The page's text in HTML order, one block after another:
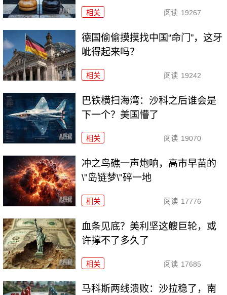
相关 阅读 19267
德国偷偷摸摸找中国“命门”，这牙
呲得起来吗？
相关 阅读 19242
巴铁横扫海湾：沙科之后谁会是
下一个？美国懵了
相关 阅读 19070
冲之鸟礁一声炮响，高市早苗的
\"岛链梦\"碎一地
相关 阅读 17776
血条见底？美利坚这艘巨轮，或
许撑不了多久了
相关 阅读 17685
马科斯两线溃败：沙拉稳了，南